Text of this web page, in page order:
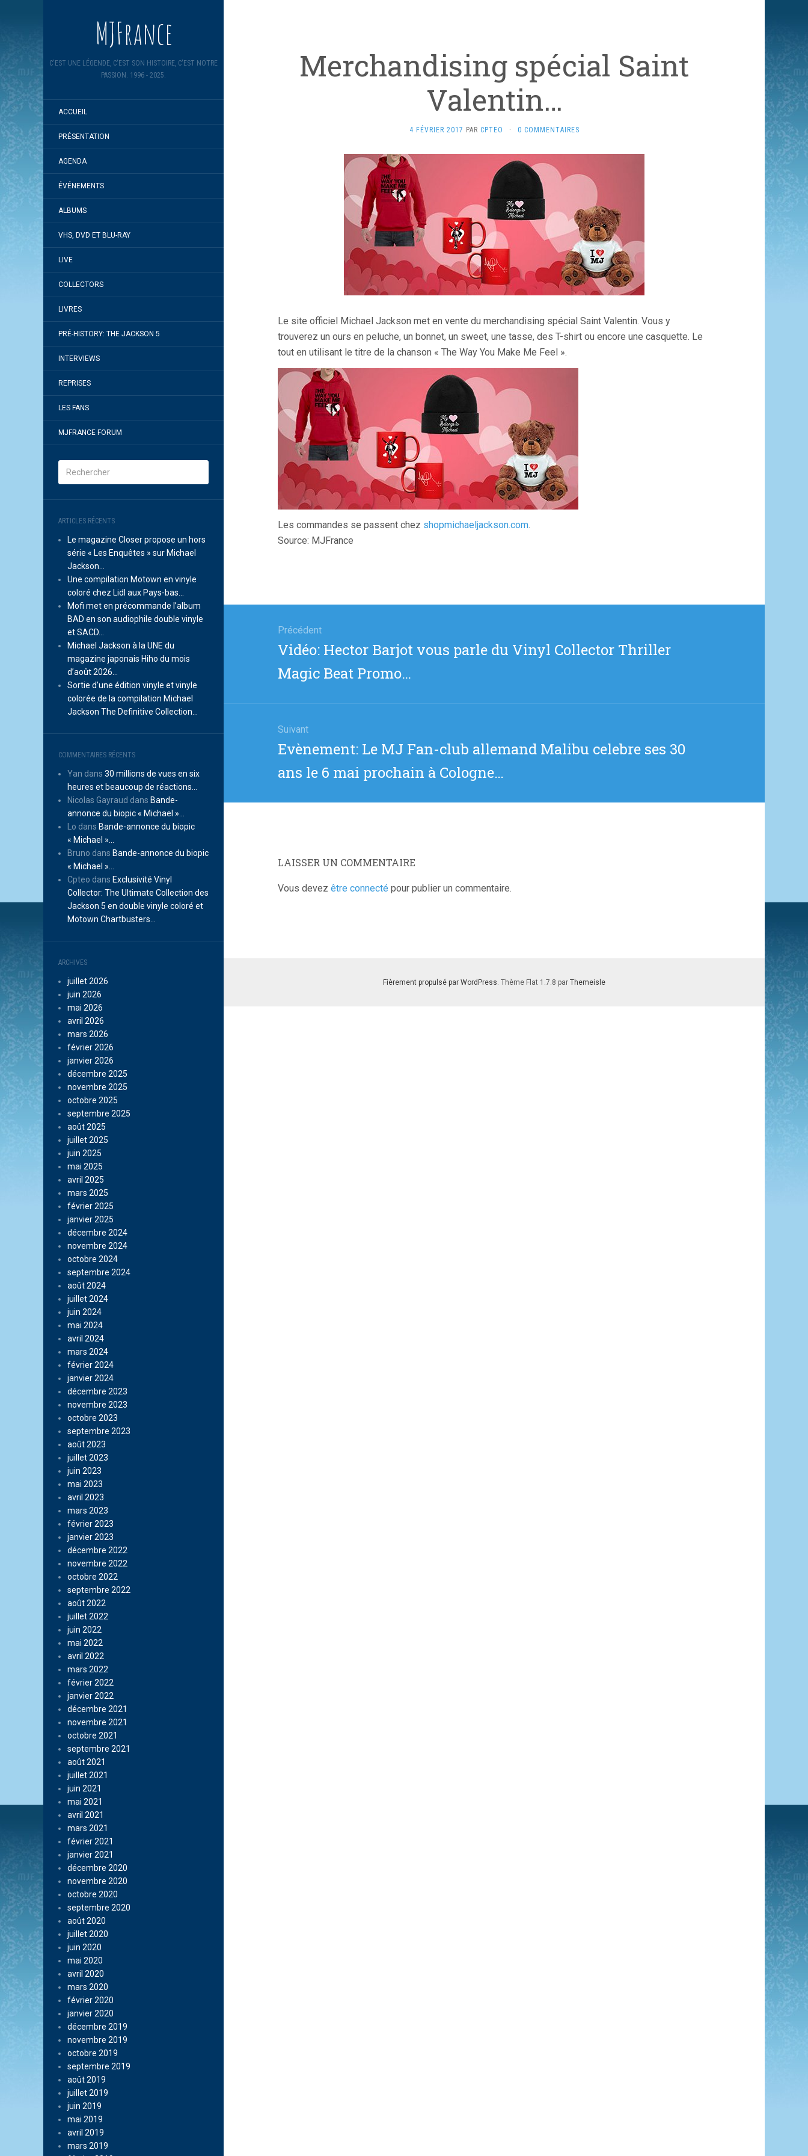
MJFrance
C'EST UNE LÉGENDE, C'EST SON HISTOIRE, C'EST NOTRE
PASSION. 1996 - 2025.
ACCUEIL
PRÉSENTATION
AGENDA
ÉVÉNEMENTS
ALBUMS
VHS, DVD ET BLU-RAY
LIVE
COLLECTORS
LIVRES
PRÉ-HISTORY: THE JACKSON 5
INTERVIEWS
REPRISES
LES FANS
MJFRANCE FORUM
ARTICLES RÉCENTS
Le magazine Closer propose un hors
série « Les Enquêtes » sur Michael
Jackson…
Une compilation Motown en vinyle
coloré chez Lidl aux Pays-bas…
Mofi met en précommande l’album
BAD en son audiophile double vinyle
et SACD…
Michael Jackson à la UNE du
magazine japonais Hiho du mois
d’août 2026…
Sortie d’une édition vinyle et vinyle
colorée de la compilation Michael
Jackson The Definitive Collection…
COMMENTAIRES RÉCENTS
Yan dans 30 millions de vues en six
heures et beaucoup de réactions…
Nicolas Gayraud dans Bande-
annonce du biopic « Michael »…
Lo dans Bande-annonce du biopic
« Michael »…
Bruno dans Bande-annonce du biopic
« Michael »…
Cpteo dans Exclusivité Vinyl
Collector: The Ultimate Collection des
Jackson 5 en double vinyle coloré et
Motown Chartbusters…
ARCHIVES
juillet 2026
juin 2026
mai 2026
avril 2026
mars 2026
février 2026
janvier 2026
décembre 2025
novembre 2025
octobre 2025
septembre 2025
août 2025
juillet 2025
juin 2025
mai 2025
avril 2025
mars 2025
février 2025
janvier 2025
décembre 2024
novembre 2024
octobre 2024
septembre 2024
août 2024
juillet 2024
juin 2024
mai 2024
avril 2024
mars 2024
février 2024
janvier 2024
décembre 2023
novembre 2023
octobre 2023
septembre 2023
août 2023
juillet 2023
juin 2023
mai 2023
avril 2023
mars 2023
février 2023
janvier 2023
décembre 2022
novembre 2022
octobre 2022
septembre 2022
août 2022
juillet 2022
juin 2022
mai 2022
avril 2022
mars 2022
février 2022
janvier 2022
décembre 2021
novembre 2021
octobre 2021
septembre 2021
août 2021
juillet 2021
juin 2021
mai 2021
avril 2021
mars 2021
février 2021
janvier 2021
décembre 2020
novembre 2020
octobre 2020
septembre 2020
août 2020
juillet 2020
juin 2020
mai 2020
avril 2020
mars 2020
février 2020
janvier 2020
décembre 2019
novembre 2019
octobre 2019
septembre 2019
août 2019
juillet 2019
juin 2019
mai 2019
avril 2019
mars 2019
Merchandising spécial Saint
Valentin…
4 FÉVRIER 2017 PAR CPTEO · 0 COMMENTAIRES
Le site officiel Michael Jackson met en vente du merchandising spécial Saint Valentin. Vous y
trouverez un ours en peluche, un bonnet, un sweet, une tasse, des T-shirt ou encore une casquette. Le
tout en utilisant le titre de la chanson « The Way You Make Me Feel ».
Les commandes se passent chez shopmichaeljackson.com.
Source: MJFrance
l’article
Précédent
Article
:
Vidéo: Hector Barjot vous parle du Vinyl Collector Thriller
Magic Beat Promo…
Suivant
Article
:
Evènement: Le MJ Fan-club allemand Malibu celebre ses 30
ans le 6 mai prochain à Cologne…
LAISSER UN COMMENTAIRE
Vous devez être connecté pour publier un commentaire.
Fièrement propulsé par WordPress. Thème Flat 1.7.8 par Themeisle